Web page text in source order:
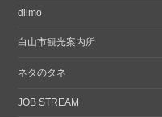
diimo
白山市観光案内所
ネタのタネ
JOB STREAM